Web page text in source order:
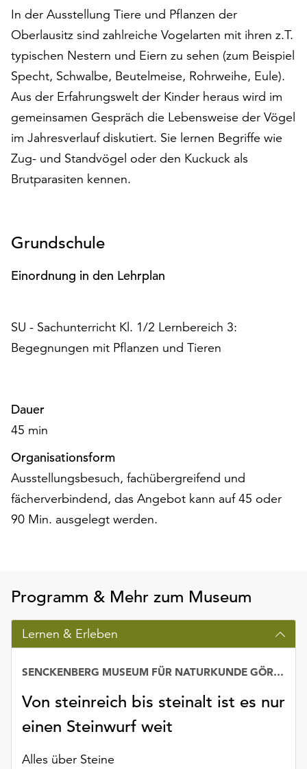
Klicken
auf
„Alle
akzeptieren“,
um
alle
Cookies
zu
akzeptieren.
Sie
können
ändern
widerrufen.
Ihnen
am
Ende
die
Schaltfläche
„Cookie-
Einstellungen“
zur
Verfügung.
Funktionale
Cookies
Einverständnis
weiterhin
ausgeführt.
Möchten
Sie
verwendeten
anpassen,
Sie
In der Ausstellung Tiere und Pflanzen der
Oberlausitz sind zahlreiche Vogelarten mit ihren z.T.
typischen Nestern und Eiern zu sehen (zum Beispiel
Specht, Schwalbe, Beutelmeise, Rohrweihe, Eule).
Aus der Erfahrungswelt der Kinder heraus wird im
gemeinsamen Gespräch die Lebensweise der Vögel
im Jahresverlauf diskutiert. Sie lernen Begriffe wie
Zug- und Standvögel oder den Kuckuck als
Brutparasiten kennen.
Grundschule
Einordnung in den Lehrplan
SU - Sachunterricht Kl. 1/2 Lernbereich 3:
Begegnungen mit Pflanzen und Tieren
Dauer
45 min
Organisationsform
Ausstellungsbesuch, fachübergreifend und
fächerverbindend, das Angebot kann auf 45 oder
90 Min. ausgelegt werden.
Programm & Mehr zum Museum
Lernen & Erleben
Von steinreich bis steinalt ist es nur
einen Steinwurf weit
SENCKENBERG MUSEUM FÜR NATURKUNDE GÖRLITZ
Alles über Steine